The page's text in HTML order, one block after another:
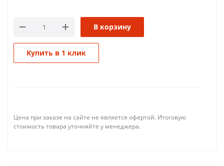
В корзину
Купить в 1 клик
Цена при заказе на сайте не является офертой. Итоговую
стоимость товара уточняйте у менеджера.